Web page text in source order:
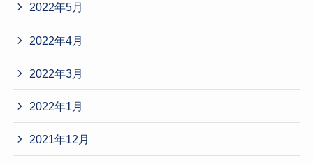
2022年5月
2022年4月
2022年3月
2022年1月
2021年12月